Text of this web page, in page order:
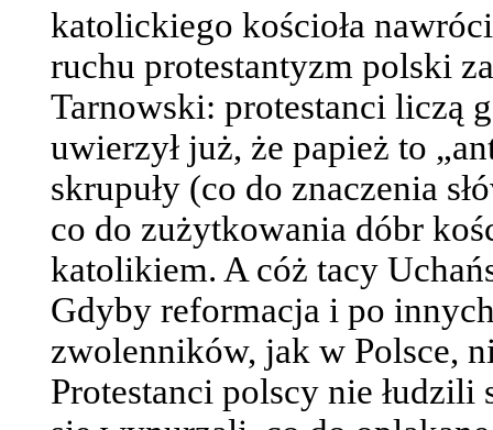
katolickiego kościoła
ruchu protestantyzm polski
Tarnowski: protestanci liczą
uwierzył już, że papież to
skrupuły (co do znaczenia
co do zużytkowania dóbr
katolikiem. A cóż tacy
Gdyby reformacja i po
zwolenników, jak w Polsce,
Protestanci polscy nie